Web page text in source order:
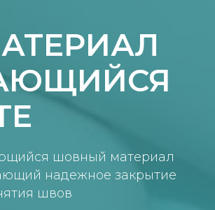
шовный материал
надежное закрытие
швов